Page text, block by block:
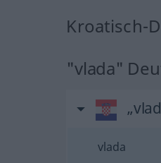
Kroatisch-
"vlada"
vlada